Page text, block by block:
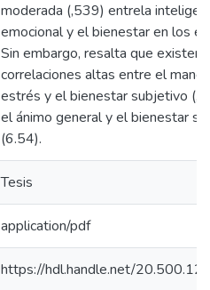
moderada (,539) entrela
emocional y el bienestar en los
Sin embargo, resalta que existen
correlaciones altas entre el
estrés y el bienestar subjetivo
el ánimo general y el bienestar
(6.54).
Tesis
application/pdf
https://hdl.handle.net/